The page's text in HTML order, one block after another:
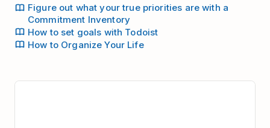
Figure out what your true priorities are with a
Commitment Inventory
How to set goals with Todoist
How to Organize Your Life